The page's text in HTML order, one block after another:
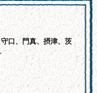
口、門真、摂津、茨